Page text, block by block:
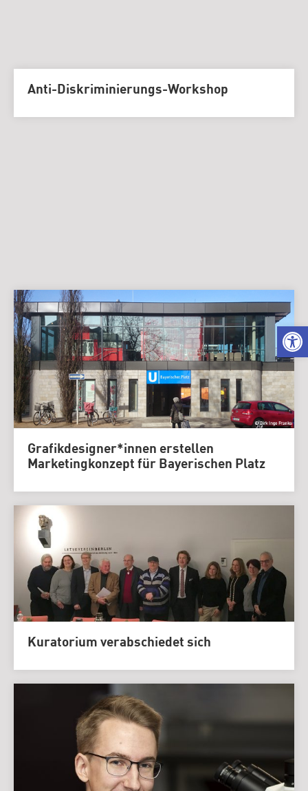
Anti-Diskriminierungs-Workshop
Grafikdesigner*innen erstellen
Marketingkonzept für Bayerischen Platz
Kuratorium verabschiedet sich